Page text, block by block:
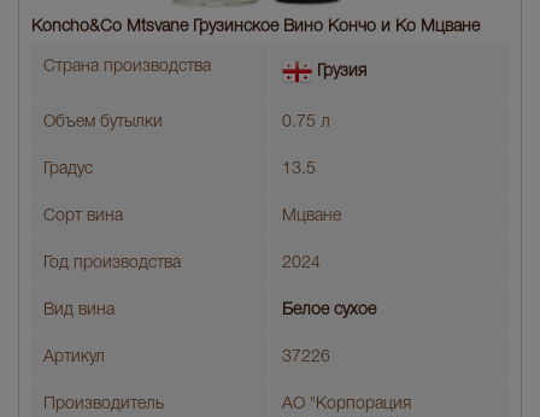
Koncho&Co Mtsvane Грузинское Вино Кончо и Ко Мцване
Страна производства Грузия
Объем бутылки 0.75 л
Градус 13.5
Сорт вина Мцване
Год производства 2024
Вид вина Белое сухое
Артикул 37226
Производитель
АО "Корпорация